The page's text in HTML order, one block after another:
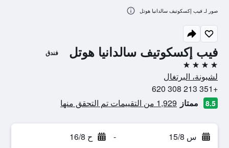
فيب إكسكوتيف سالدانيا هوتل فندق
4 نجوم
لشبونة، البرتغال
+351 213 308 620
8.5 ممتاز 1,929 من التقييمات تم التحقق منها
س 15/8 - ح 16/8
صور لـ فيب إكسكوتيف سالدانيا هوتل